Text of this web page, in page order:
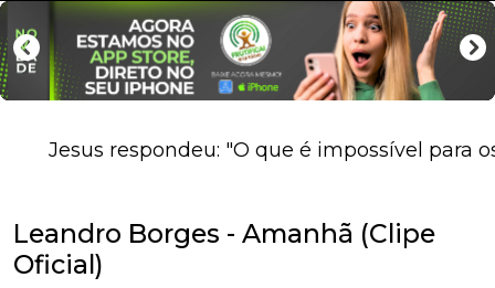
Jesus respondeu: "O que é impossível para
Leandro Borges - Amanhã (Clipe
Oficial)